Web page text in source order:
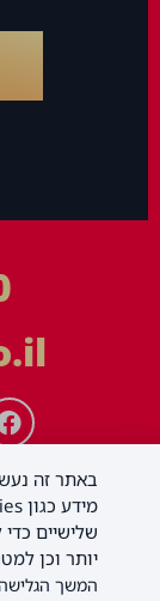
באתר זה
שלישיים
יותר וכן
המשך